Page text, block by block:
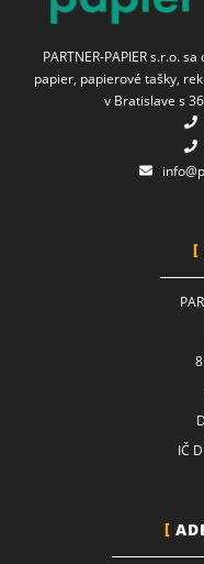
PARTNER-PAPIER s.r.o.
papier, papierové tašky,
v Bratislave s
IČ